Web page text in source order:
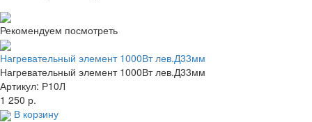
Рекомендуем посмотреть
Нагревательный элемент 1000Вт лев.Д33мм
Нагревательный элемент 1000Вт лев.Д33мм
Артикул: Р10Л
1 250 р.
В корзину